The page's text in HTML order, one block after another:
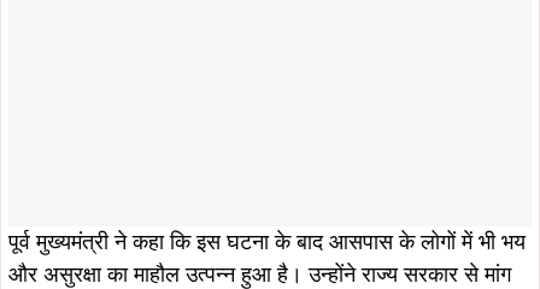
पूर्व मुख्यमंत्री ने कहा कि इस घटना के बाद आसपास के लोगों में भी भय
और असुरक्षा का माहौल उत्पन्न हुआ है। उन्होंने राज्य सरकार से मांग